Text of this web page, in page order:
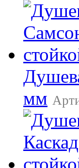
мм